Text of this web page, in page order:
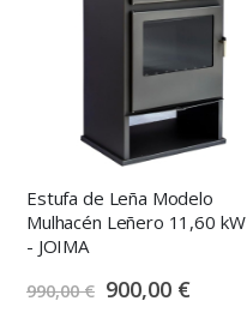
Estufa de Leña Modelo
Mulhacén Leñero 11,60 kW
- JOIMA
990,00 € S
p
900,00 €